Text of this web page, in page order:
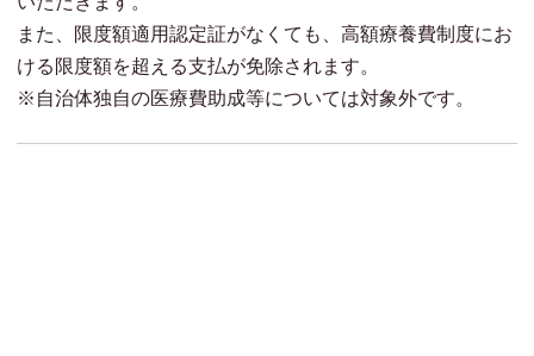
また、限度額適用認定証がなくても、高額療養費制度にお
ける限度額を超える支払が免除されます。
※自治体独自の医療費助成等については対象外です。